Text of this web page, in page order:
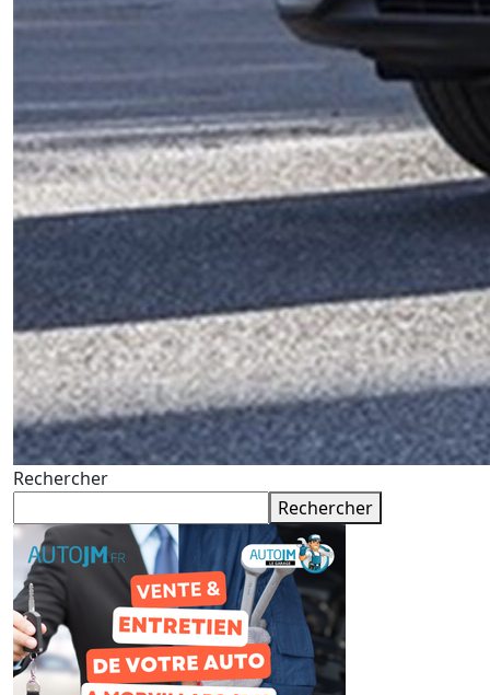
Rechercher
Rechercher